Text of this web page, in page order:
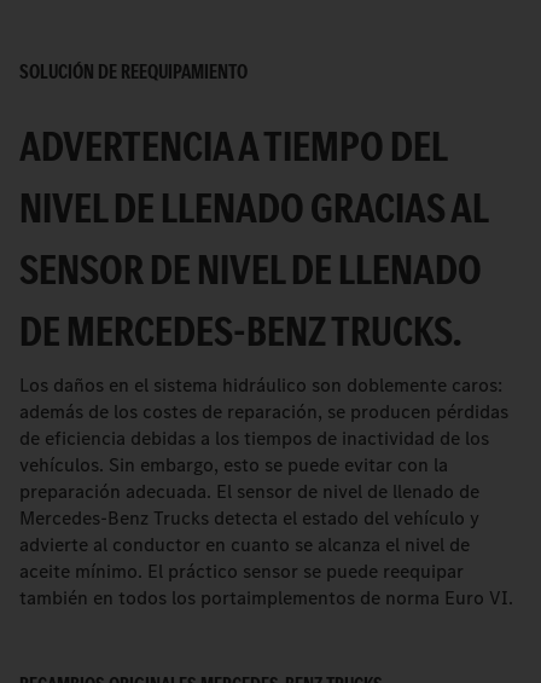
SOLUCIÓN DE REEQUIPAMIENTO
ADVERTENCIA A TIEMPO DEL
NIVEL DE LLENADO GRACIAS AL
SENSOR DE NIVEL DE LLENADO
DE MERCEDES-BENZ TRUCKS.
Los daños en el sistema hidráulico son doblemente caros:
además de los costes de reparación, se producen pérdidas
de eficiencia debidas a los tiempos de inactividad de los
vehículos. Sin embargo, esto se puede evitar con la
preparación adecuada. El sensor de nivel de llenado de
Mercedes-Benz Trucks detecta el estado del vehículo y
advierte al conductor en cuanto se alcanza el nivel de
aceite mínimo. El práctico sensor se puede reequipar
también en todos los portaimplementos de norma Euro VI.